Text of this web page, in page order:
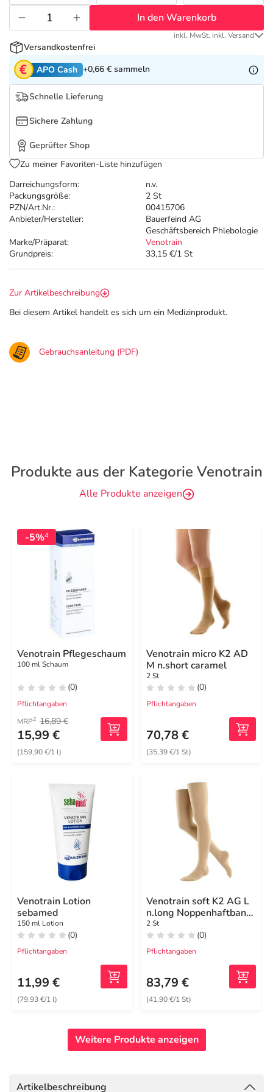
Vitamine & Mineralstoffe
Darreichungsform:
n.v.
Packungsgröße:
2 St
PZN/Art.Nr.:
00415706
Anbieter/Hersteller:
Bauerfeind AG
Geschäftsbereich Phlebologie
Marke/Präparat:
Venotrain
Grundpreis:
33,15 €/1 St
In den Warenkorb
inkl. MwSt. inkl. Versand
Versandkostenfrei
APO Cash +0,66 € sammeln
Schnelle Lieferung
Sichere Zahlung
Geprüfter Shop
Zu meiner Favoriten-Liste hinzufügen
Zur Artikelbeschreibung
Bei diesem Artikel handelt es sich um ein Medizinprodukt.
Gebrauchsanleitung (PDF)
Produkte aus der Kategorie Venotrain
Alle Produkte anzeigen
-5%4
Venotrain Pflegeschaum
100 ml Schaum
(0)
Pflichtangaben
MRP2 16,89 €
15,99 €
(159,90 €/1 l)
Venotrain micro K2 AD
M n.short caramel
2 St
(0)
Pflichtangaben
70,78 €
(35,39 €/1 St)
Venotrain Lotion
sebamed
150 ml Lotion
(0)
Pflichtangaben
11,99 €
(79,93 €/1 l)
Venotrain soft K2 AG L
n.long Noppenhaftband
caramel ohne Spitze
2 St
(0)
Pflichtangaben
83,79 €
(41,90 €/1 St)
Weitere Produkte anzeigen
Artikelbeschreibung